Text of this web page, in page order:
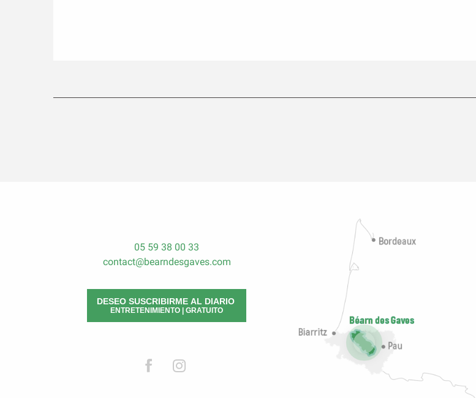
05 59 38 00 33
contact@bearndesgaves.com
DESEO SUSCRIBIRME AL DIARIO
ENTRETENIMIENTO | GRATUITO